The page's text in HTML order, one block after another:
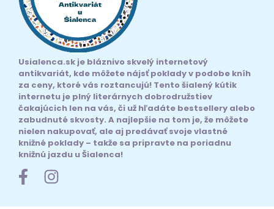
Usialenca.sk je bláznivo skvelý internetový
antikvariát, kde môžete nájsť poklady v podobe kníh
za ceny, ktoré vás roztancujú! Tento šialený kútik
internetu je plný literárnych dobrodružstiev
čakajúcich len na vás, či už hľadáte bestsellery alebo
zabudnuté skvosty. A najlepšie na tom je, že môžete
nielen nakupovať, ale aj predávať svoje vlastné
knižné poklady – takže sa pripravte na poriadnu
knižnú jazdu u Šialenca!